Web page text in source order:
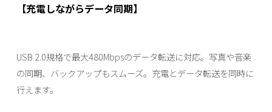
【充電しながらデータ同期】
USB 2.0規格で最大480Mbpsのデータ転送に対応。写真や音楽
の同期、バックアップもスムーズ。充電とデータ転送を同時に
行えます。